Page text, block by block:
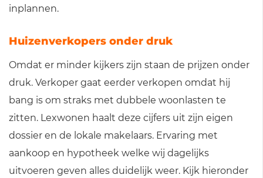
inplannen.
Huizenverkopers onder druk
Omdat er minder kijkers zijn staan de prijzen onder
druk. Verkoper gaat eerder verkopen omdat hij
bang is om straks met dubbele woonlasten te
zitten. Lexwonen haalt deze cijfers uit zijn eigen
dossier en de lokale makelaars. Ervaring met
aankoop en hypotheek welke wij dagelijks
uitvoeren geven alles duidelijk weer. Kijk hieronder